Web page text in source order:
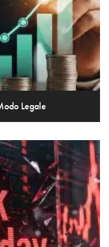
Legale